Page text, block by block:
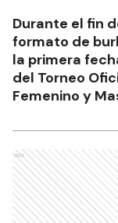
Durante el fin
formato de
la primera
del Torneo
Femenino y
Ads